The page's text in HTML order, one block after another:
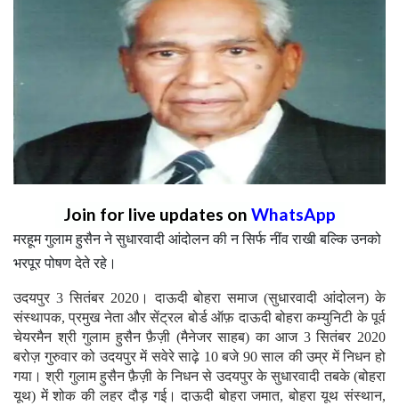
Join for live updates on WhatsApp
मरहूम गुलाम हुसैन ने सुधारवादी आंदोलन की न सिर्फ नींव राखी बल्कि उनको
भरपूर पोषण देते रहे।
उदयपुर 3 सितंबर 2020। दाऊदी बोहरा समाज (सुधारवादी आंदोलन) के
संस्थापक, प्रमुख नेता और सेंट्रल बोर्ड ऑफ़ दाऊदी बोहरा कम्युनिटी के पूर्व
चेयरमैन श्री गुलाम हुसैन फ़ैज़ी (मैनेजर साहब) का आज 3 सितंबर 2020
बरोज़ गुरुवार को उदयपुर में सवेरे साढ़े 10 बजे 90 साल की उम्र में निधन हो
गया। श्री गुलाम हुसैन फ़ैज़ी के निधन से उदयपुर के सुधारवादी तबके (बोहरा
यूथ) में शोक की लहर दौड़ गई। दाऊदी बोहरा जमात, बोहरा यूथ संस्थान,